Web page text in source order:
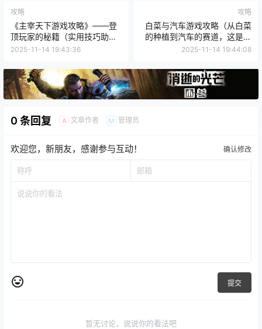
攻略
《主宰天下游戏攻略》——登
顶玩家的秘籍（实用技巧助你
成为游戏主宰！）
2025-11-14 19:43:36
攻略
白菜与汽车游戏攻略（从白菜
的种植到汽车的赛道，这是一
场冒险之旅）
2025-11-14 19:44:08
0 条回复 A 文章作者 M 管理员
欢迎您，新朋友，感谢参与互动！ 确认修改
提交
暂无讨论，说说你的看法吧